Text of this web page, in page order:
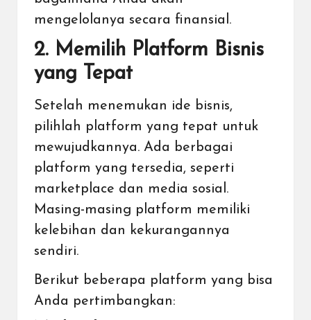
mengelolanya secara finansial.
2. Memilih Platform Bisnis
yang Tepat
Setelah menemukan ide bisnis,
pilihlah platform yang tepat untuk
mewujudkannya. Ada berbagai
platform yang tersedia, seperti
marketplace dan media sosial.
Masing-masing platform memiliki
kelebihan dan kekurangannya
sendiri.
Berikut beberapa platform yang bisa
Anda pertimbangkan: